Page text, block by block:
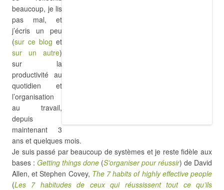
beaucoup, je lis
pas mal, et
j’écris un peu
(sur ce blog et
sur un autre)
sur la
productivité au
quotidien et
l’organisation
au travail,
depuis
maintenant 3
ans et quelques mois.
Je suis passé par beaucoup de systèmes et je reste fidèle aux
bases : Getting things done (S’organiser pour réussir) de David
Allen, et Stephen Covey, The 7 habits of highly effective people
(Les 7 habitudes de ceux qui réussissent tout ce qu’ils